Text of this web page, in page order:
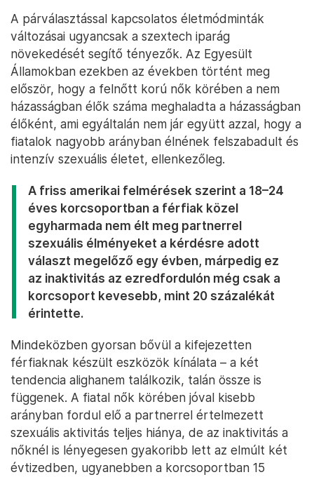
A párválasztással kapcsolatos életmódminták
változásai ugyancsak a szextech iparág
növekedését segítő tényezők. Az Egyesült
Államokban ezekben az években történt meg
először, hogy a felnőtt korú nők körében a nem
házasságban élők száma meghaladta a házasságban
élőként, ami egyáltalán nem jár együtt azzal, hogy a
fiatalok nagyobb arányban élnének felszabadult és
intenzív szexuális életet, ellenkezőleg.
A friss amerikai felmérések szerint a 18–24
éves korcsoportban a férfiak közel
egyharmada nem élt meg partnerrel
szexuális élményeket a kérdésre adott
választ megelőző egy évben, márpedig ez
az inaktivitás az ezredfordulón még csak a
korcsoport kevesebb, mint 20 százalékát
érintette.
Mindeközben gyorsan bővül a kifejezetten
férfiaknak készült eszközök kínálata – a két
tendencia alighanem találkozik, talán össze is
függenek. A fiatal nők körében jóval kisebb
arányban fordul elő a partnerrel értelmezett
szexuális aktivitás teljes hiánya, de az inaktivitás a
nőknél is lényegesen gyakoribb lett az elmúlt két
évtizedben, ugyanebben a korcsoportban 15